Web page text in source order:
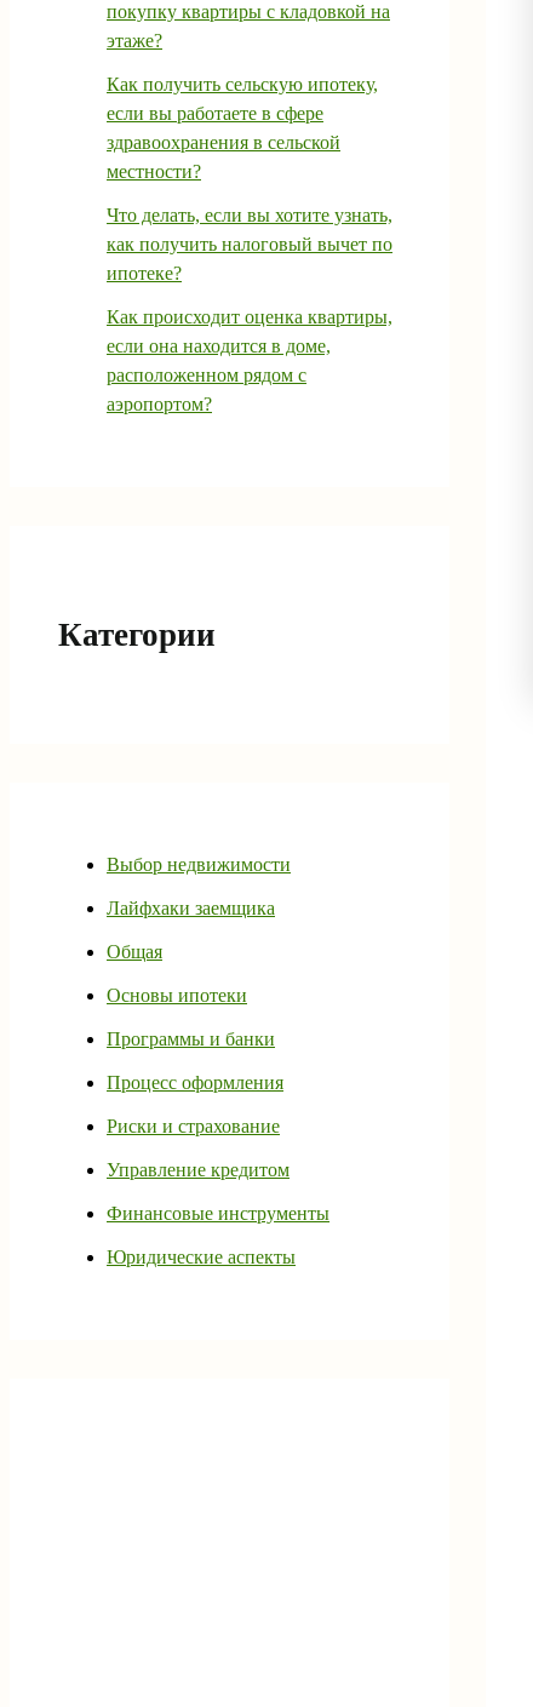
покупку квартиры с кладовкой на
этаже?
Как получить сельскую ипотеку,
если вы работаете в сфере
здравоохранения в сельской
местности?
Что делать, если вы хотите узнать,
как получить налоговый вычет по
ипотеке?
Как происходит оценка квартиры,
если она находится в доме,
расположенном рядом с
аэропортом?
Категории
Выбор недвижимости
Лайфхаки заемщика
Общая
Основы ипотеки
Программы и банки
Процесс оформления
Риски и страхование
Управление кредитом
Финансовые инструменты
Юридические аспекты